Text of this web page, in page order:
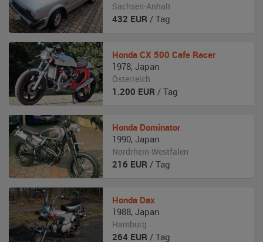
Sachsen-Anhalt
432 EUR / Tag
Honda CX 500 Cafe Racer
1978, Japan
Österreich
1.200 EUR / Tag
Honda Dominator
1990, Japan
Nordrhein-Westfalen
216 EUR / Tag
Honda Dax
1988, Japan
Hamburg
264 EUR / Tag